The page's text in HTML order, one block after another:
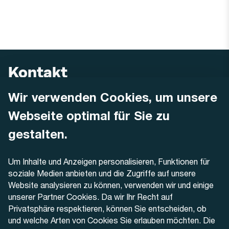
Wir verwenden Cookies, um unsere
Webseite optimal für Sie zu
gestalten.
Um Inhalte und Anzeigen personalisieren, Funktionen für
soziale Medien anbieten und die Zugriffe auf unsere
Website analysieren zu können, verwenden wir und einige
unserer Partner Cookies. Da wir Ihr Recht auf
Privatsphäre respektieren, können Sie entscheiden, ob
und welche Arten von Cookies Sie erlauben möchten. Die
Kontakt
AREMO
Dornacherstrasse 48
4500 Solothurn
+41 32 622 37 22
Kontaktformular